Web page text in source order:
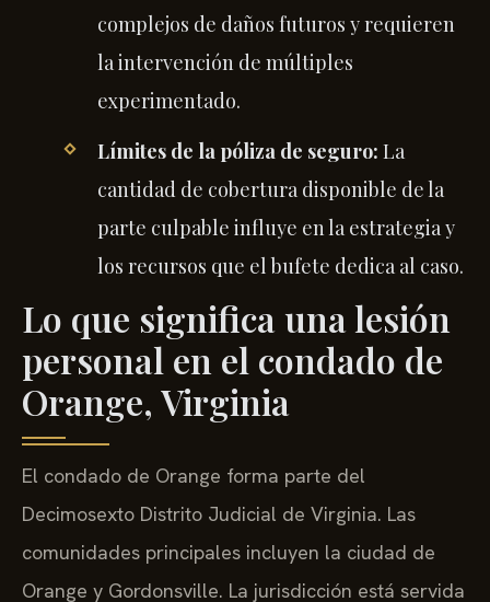
complejos de daños futuros y requieren
la intervención de múltiples
experimentado.
Límites de la póliza de seguro: La
cantidad de cobertura disponible de la
parte culpable influye en la estrategia y
los recursos que el bufete dedica al caso.
Lo que significa una lesión
personal en el condado de
Orange, Virginia
El condado de Orange forma parte del
Decimosexto Distrito Judicial de Virginia. Las
comunidades principales incluyen la ciudad de
Orange y Gordonsville. La jurisdicción está servida